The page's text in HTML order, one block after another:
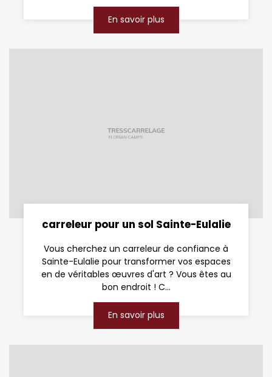
En savoir plus
carreleur pour un sol Sainte-Eulalie
Vous cherchez un carreleur de confiance à
Sainte-Eulalie pour transformer vos espaces
en de véritables œuvres d'art ? Vous êtes au
bon endroit ! C...
En savoir plus